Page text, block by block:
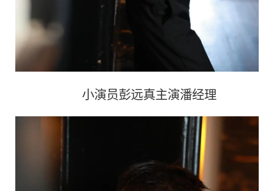
小演员彭远真主演潘经理